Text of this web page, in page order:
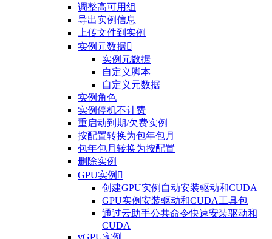
调整高可用组
导出实例信息
上传文件到实例
实例元数据
实例元数据
自定义脚本
自定义元数据
实例角色
实例停机不计费
重启动到期/欠费实例
按配置转换为包年包月
包年包月转换为按配置
删除实例
GPU实例 
创建GPU实例自动安装驱动和CUDA
GPU实例安装驱动和CUDA工具包
通过云助手公共命令快速安装驱动和
CUDA
vGPU实例